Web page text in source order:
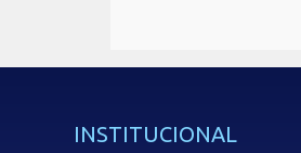
INSTITUCIONAL